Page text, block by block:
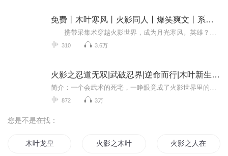
免费丨木叶寒风丨火影同人丨爆笑爽文丨系统流
310 3.6万
火影之忍道无双|武破忍界|逆命而行|木叶新生再续火
872 3万
您是不是在找：
木叶龙皇 火影之木叶风 火影之人在木叶